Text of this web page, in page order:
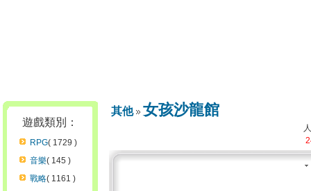
遊戲類別：
RPG( 1729 )
音樂( 145 )
戰略( 1161 )
其他 女孩沙龍館